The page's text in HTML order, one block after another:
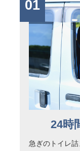
01
24時
急ぎのトイレ